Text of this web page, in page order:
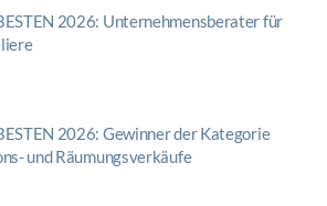
2026: Unternehmensberater für
2026: Gewinner der Kategorie
und Räumungsverkäufe